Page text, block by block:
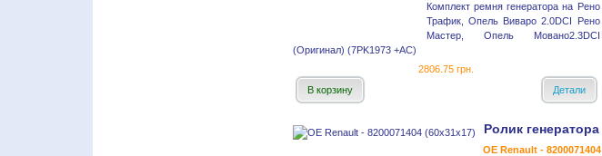
Комплект ремня генератора на Рено
Трафик, Опель Виваро 2.0DCI Рено
Мастер, Опель Мовано2.3DCI
(Оригинал) (7PK1973 +AC)
2806.75 грн.
В корзину
Детали
Ролик генератора
OE Renault - 8200071404